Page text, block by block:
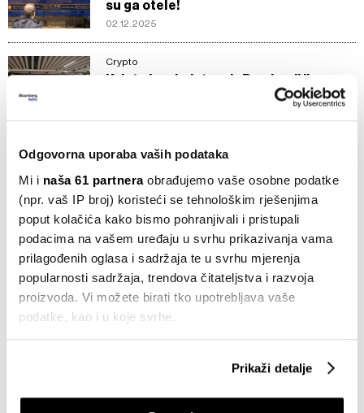
Odgovorna uporaba vaših podataka
Mi i naša 61 partneraobrađujemo vaše osobne podatke
(npr. vaš IP broj) koristeći se tehnološkim rješenjima
poput kolačića kako bismo pohranjivali i pristupali
podacima na vašem uređaju u svrhu prikazivanja vama
prilagođenih oglasa i sadržaja te u svrhu mjerenja
popularnosti sadržaja, trendova čitateljstva i razvoja
proizvoda. Vi možete birati tko upotrebljava vaše
podatke, kao i u koje svrhe.
Prikupljati podatke o vašoj geografskoj lokaciji,
koji mogu biti precizni do radijusa od nekoliko metara
Prikaži detalje
su ga otele!
02.12.2025
Crypto
Kripto kao kolateral - Predvodi li
JPMorgan novi val kripto-adopcije?
Bloomberg Adria TV
ulagača za diverzifikaciju portfelja
28.10.2025
Burze
Apsurdni podaci s Wall Streeta -
Gotovo polovica američkih ulagača i
dalje u potpunosti ignorira jednu
državu
21.10.2025
J.P. Morgan mijenja preporuku -
vrijeme je za ulaganje u europske
dionice